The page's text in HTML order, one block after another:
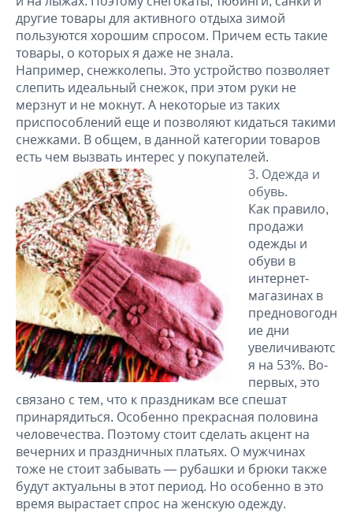
другие товары для активного отдыха зимой
пользуются хорошим спросом. Причем есть такие
товары, о которых я даже не знала.
Например, снежколепы. Это устройство позволяет
слепить идеальный снежок, при этом руки не
мерзнут и не мокнут. А некоторые из таких
приспособлений еще и позволяют кидаться такими
снежками. В общем, в данной категории товаров
есть чем вызвать интерес у покупателей.
Одежда и
обувь.
Как правило,
продажи
одежды и
обуви в
интернет-
магазинах в
предновогодн
ие дни
увеличиваютс
я на 53%. Во-
первых, это
связано с тем, что к праздникам все спешат
принарядиться. Особенно прекрасная половина
человечества. Поэтому стоит сделать акцент на
вечерних и праздничных платьях. О мужчинах
тоже не стоит забывать — рубашки и брюки также
будут актуальны в этот период. Но особенно в это
время вырастает спрос на женскую одежду.